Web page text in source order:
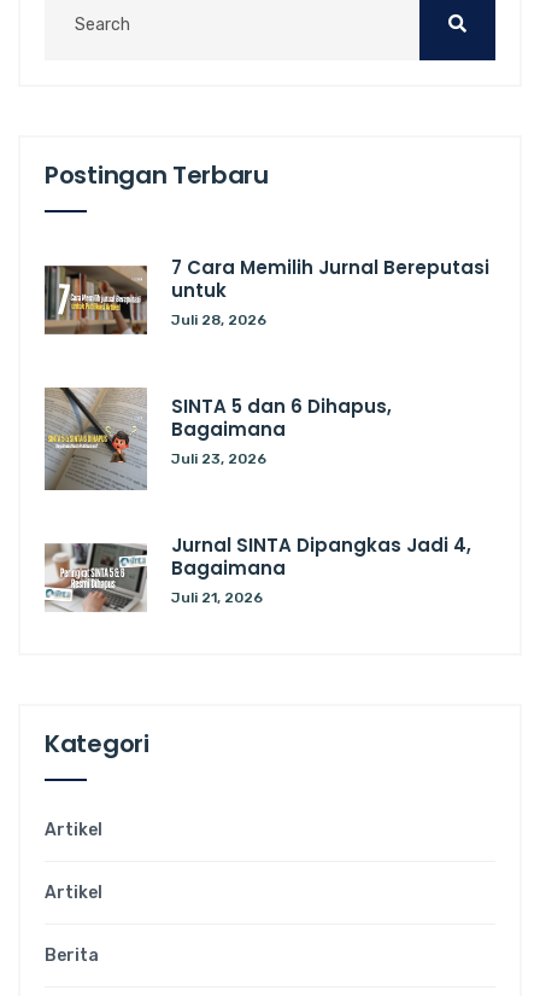
Postingan Terbaru
7 Cara Memilih Jurnal Bereputasi
untuk
Juli 28, 2026
SINTA 5 dan 6 Dihapus,
Bagaimana
Juli 23, 2026
Jurnal SINTA Dipangkas Jadi 4,
Bagaimana
Juli 21, 2026
Kategori
Artikel
Artikel
Berita